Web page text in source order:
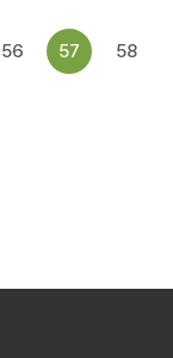
56 57 58